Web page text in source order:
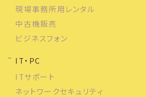
現場事務所用レンタル
中古機販売
ビジネスフォン
IT・PC
ITサポート
ネットワークセキュリティ